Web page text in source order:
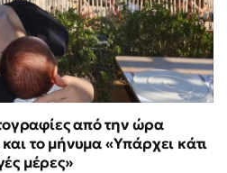
από την ώρα
το μήνυμα «Υπάρχει κάτι
μέρες»